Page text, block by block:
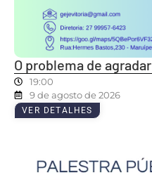
O problema de agradar
19:00
9 de agosto de 2026
VER DETALHES